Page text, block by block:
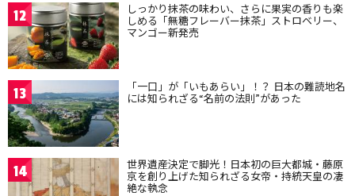
12 しっかり抹茶の味わい、さらに果実の香りも楽
しめる「無糖フレーバー抹茶」ストロベリー、
マンゴー新発売
13 「一口」が「いもあらい」！？ 日本の難読地名
には知られざる“名前の法則”があった
14 世界遺産決定で脚光！日本初の巨大都城・藤原
京を創り上げた知られざる女帝・持統天皇の凄
絶な執念